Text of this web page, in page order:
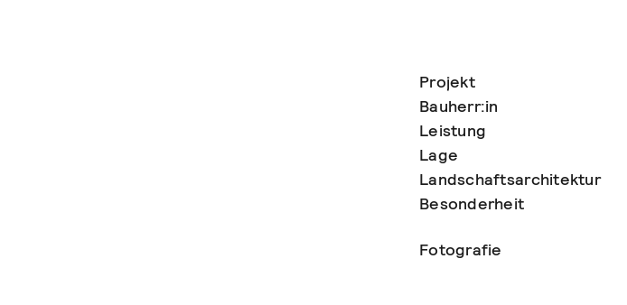
Projekt
Bauherr:in
Leistung
Lage
Landschaftsarchitektur
Besonderheit
Fotografie